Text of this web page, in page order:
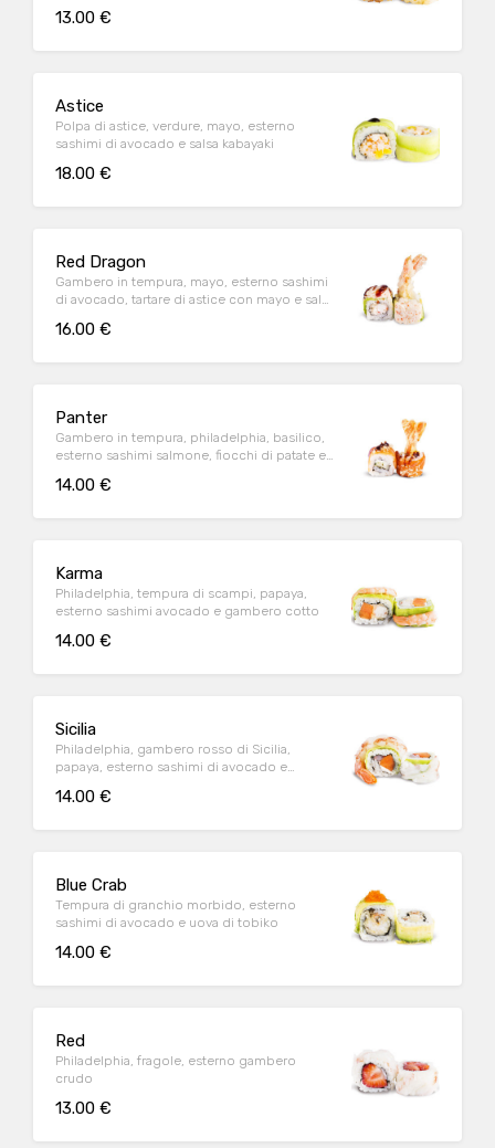
13.00 €
Astice
Polpa di astice, verdure, mayo, esterno
sashimi di avocado e salsa kabayaki
18.00 €
Red Dragon
Gambero in tempura, mayo, esterno sashimi
di avocado, tartare di astice con mayo e salsa
16.00 €
Panter
Gambero in tempura, philadelphia, basilico,
esterno sashimi salmone, fiocchi di patate e
14.00 €
Karma
Philadelphia, tempura di scampi, papaya,
esterno sashimi avocado e gambero cotto
14.00 €
Sicilia
Philadelphia, gambero rosso di Sicilia,
papaya, esterno sashimi di avocado e
14.00 €
Blue Crab
Tempura di granchio morbido, esterno
sashimi di avocado e uova di tobiko
14.00 €
Red
Philadelphia, fragole, esterno gambero
crudo
13.00 €